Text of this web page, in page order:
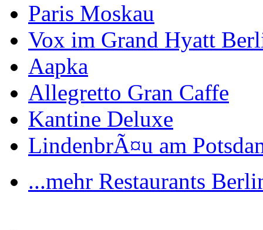
Paris Moskau
Vox im Grand Hyatt
Aapka
Allegretto Gran Caffe
Kantine Deluxe
LindenbrÃ¤u am
...mehr Restaurants